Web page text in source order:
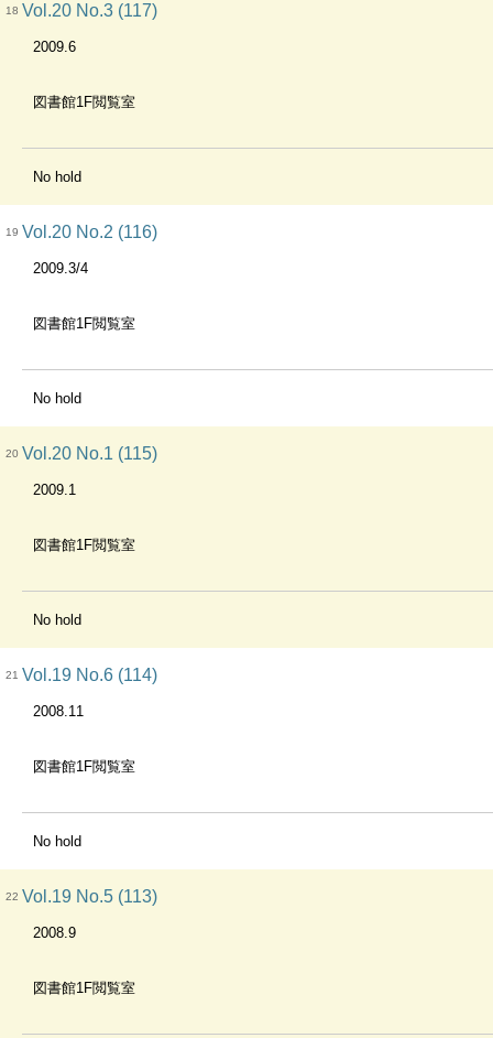
18 Vol.20 No.3 (117)
2009.6
図書館1F閲覧室
No hold
19 Vol.20 No.2 (116)
2009.3/4
図書館1F閲覧室
No hold
20 Vol.20 No.1 (115)
2009.1
図書館1F閲覧室
No hold
21 Vol.19 No.6 (114)
2008.11
図書館1F閲覧室
No hold
22 Vol.19 No.5 (113)
2008.9
図書館1F閲覧室